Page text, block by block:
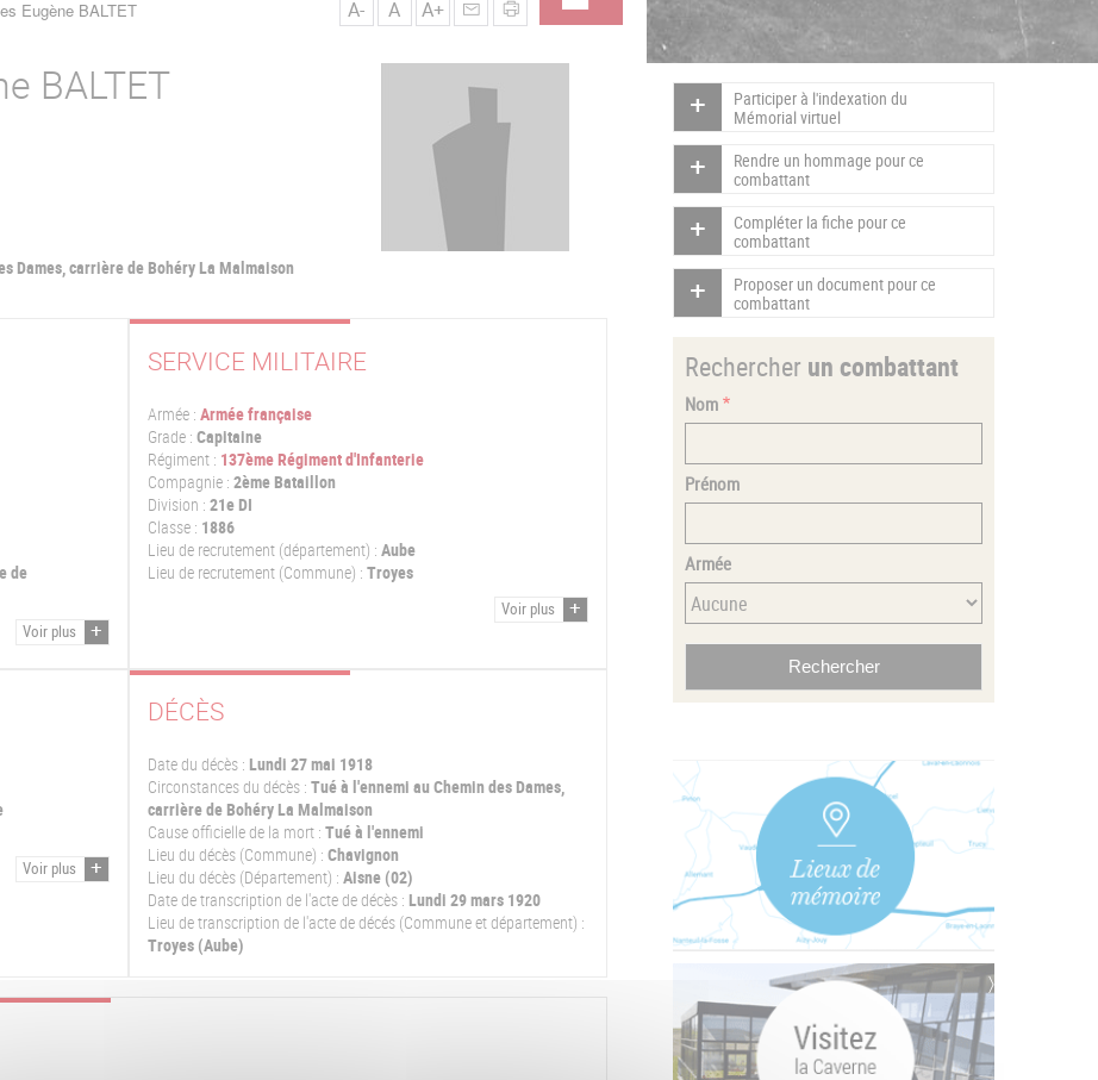
Eugène BALTET A- A A+
BALTET
Dames, carrière de Bohéry La Malmaison
de
Voir plus
SERVICE MILITAIRE
Armée : Armée française
Grade : Capitaine
Régiment : 137ème Régiment d'Infanterie
Compagnie : 2ème Bataillon
Division : 21e DI
Classe : 1886
Lieu de recrutement (département) : Aube
Lieu de recrutement (Commune) : Troyes
Voir plus
Voir plus
DÉCÈS
Date du décès : Lundi 27 mai 1918
Circonstances du décès : Tué à l'ennemi au Chemin des Dames,
carrière de Bohéry La Malmaison
Cause officielle de la mort : Tué à l'ennemi
Lieu du décès (Commune) : Chavignon
Lieu du décès (Département) : Aisne (02)
Date de transcription de l'acte de décès : Lundi 29 mars 1920
Lieu de transcription de l'acte de décés (Commune et département) :
Troyes (Aube)
Participer à l'indexation du
Mémorial virtuel
Rendre un hommage pour ce
combattant
Compléter la fiche pour ce
combattant
Proposer un document pour ce
combattant
Rechercher un combattant
Nom
Prénom
Armée